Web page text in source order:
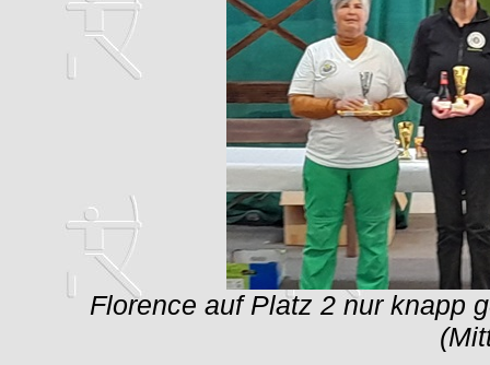
Florence auf Platz 2 nur knapp